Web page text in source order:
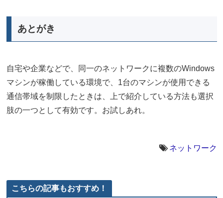
あとがき
自宅や企業などで、同一のネットワークに複数のWindows
マシンが稼働している環境で、1台のマシンが使用できる
通信帯域を制限したときは、上で紹介している方法も選択
肢の一つとして有効です。お試しあれ。
ネットワーク
こちらの記事もおすすめ！